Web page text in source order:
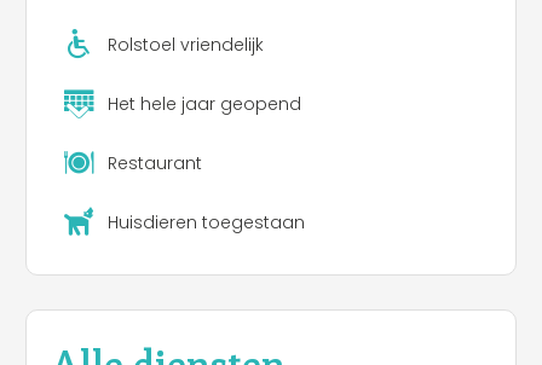
Rolstoel vriendelijk
Het hele jaar geopend
Restaurant
Huisdieren toegestaan